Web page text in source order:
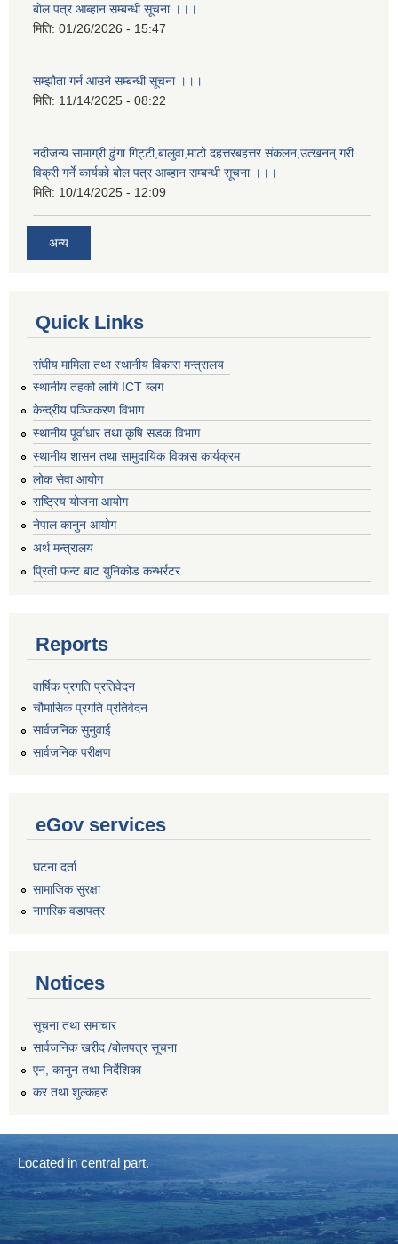
बाेल पत्र आब्हान सम्बन्धी सूचना ।।।
मिति: 01/26/2026 - 15:47
सम्झाैता गर्न आउने सम्बन्धी सूचना ।।।
मिति: 11/14/2025 - 08:22
नदीजन्य सामाग्री ढुंगा गिट्टी,बालुवा,माटो दहत्तरबहत्तर संकलन,उत्खनन् गरी
विक्री गर्ने कार्यकाे बोल पत्र आब्हान सम्बन्धी सूचना ।।।
मिति: 10/14/2025 - 12:09
अन्य
Quick Links
संघीय मामिला तथा स्थानीय विकास मन्त्रालय
स्थानीय तहको लागि ICT ब्लग
केन्द्रीय पञ्जिकरण विभाग
स्थानीय पूर्वाधार तथा कृषि सडक विभाग
स्थानीय शासन तथा सामुदायिक विकास कार्यक्रम
लोक सेवा आयोग
राष्ट्रिय योजना आयोग
नेपाल कानुन आयोग
अर्थ मन्त्रालय
प्रिती फन्ट बाट युनिकोड कन्भर्रटर
Reports
वार्षिक प्रगति प्रतिवेदन
चौमासिक प्रगति प्रतिवेदन
सार्वजनिक सुनुवाई
सार्वजनिक परीक्षण
eGov services
घटना दर्ता
सामाजिक सुरक्षा
नागरिक वडापत्र
Notices
सूचना तथा समाचार
सार्वजनिक खरीद /बोलपत्र सूचना
एन, कानुन तथा निर्देशिका
कर तथा शुल्कहरु
Located in central part.